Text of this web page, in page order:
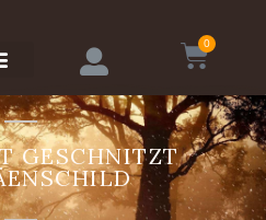
0
GESCHNITZT